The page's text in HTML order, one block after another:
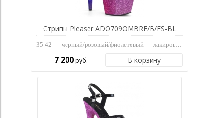
Стрипы Pleaser ADO709OMBRE/B/FS-BL
35-42 черный/розовый/фиолетовый лакированная кожа
7 200руб. В корзину